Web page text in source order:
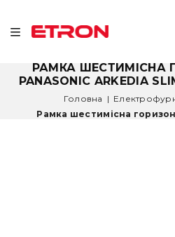
РАМКА ШЕСТИМІСНА
PANASONIC ARKEDIA
2WH
Головна |
Рамка шестимісна